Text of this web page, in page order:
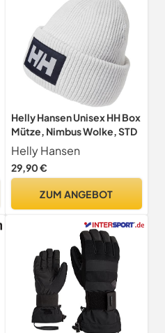
Helly Hansen Unisex HH Box
Mütze, Nimbus Wolke, STD
Helly Hansen
29,90 €
ZUM ANGEBOT